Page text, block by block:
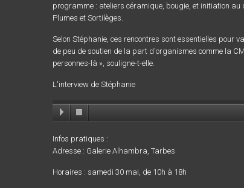
programme : ateliers céramique, bougie, et initiation
Plumes et Sortilèges.
Selon Stéphanie, ces rencontres sont essentielles pour
de peu de soutien de la part d'organismes comme la
personnes-là », souligne-t-elle.
L'interview de Stéphanie
Infos pratiques :
Adresse : Galerie Alhambra, Tarbes
Horaires : samedi 30 mai, de 10h à 18h